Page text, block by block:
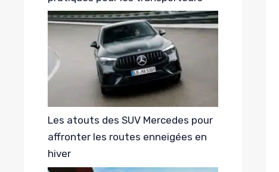
Les atouts des SUV Mercedes pour
affronter les routes enneigées en
hiver